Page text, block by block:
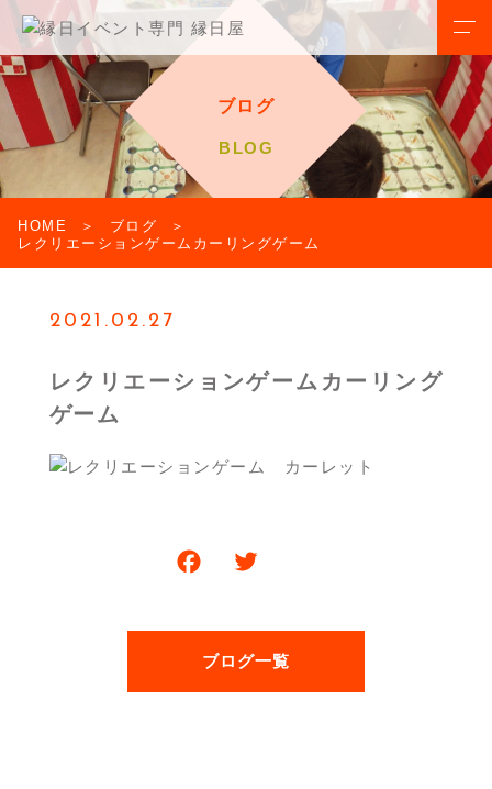
ブログ
BLOG
HOME
ブログ
レクリエーションゲームカーリングゲーム
2021.02.27
レクリエーションゲームカーリング
ゲーム
F
c
e
b
itt
er
ブログ一覧